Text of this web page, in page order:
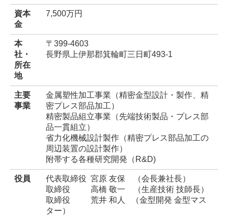
資本
金
7,500万円
本
社・
所在
地
〒399-4603
長野県上伊那郡箕輪町三日町493-1
主要
事業
金属塑性加工事業 （精密金型設計・製作、精
密プレス部品加工）
精密製品組立事業（先端技術製品・プレス部
品一貫組立）
省力化機械設計製作（精密プレス部品加工の
周辺装置の設計製作）
附帯する各種研究開発（R&D)
役員
代表取締役 宮原 友保 （会長兼社長）
取締役 高橋 敬一 （生産技術 技師長）
取締役 荒井 和人 （金型開発 金型マス
ター）